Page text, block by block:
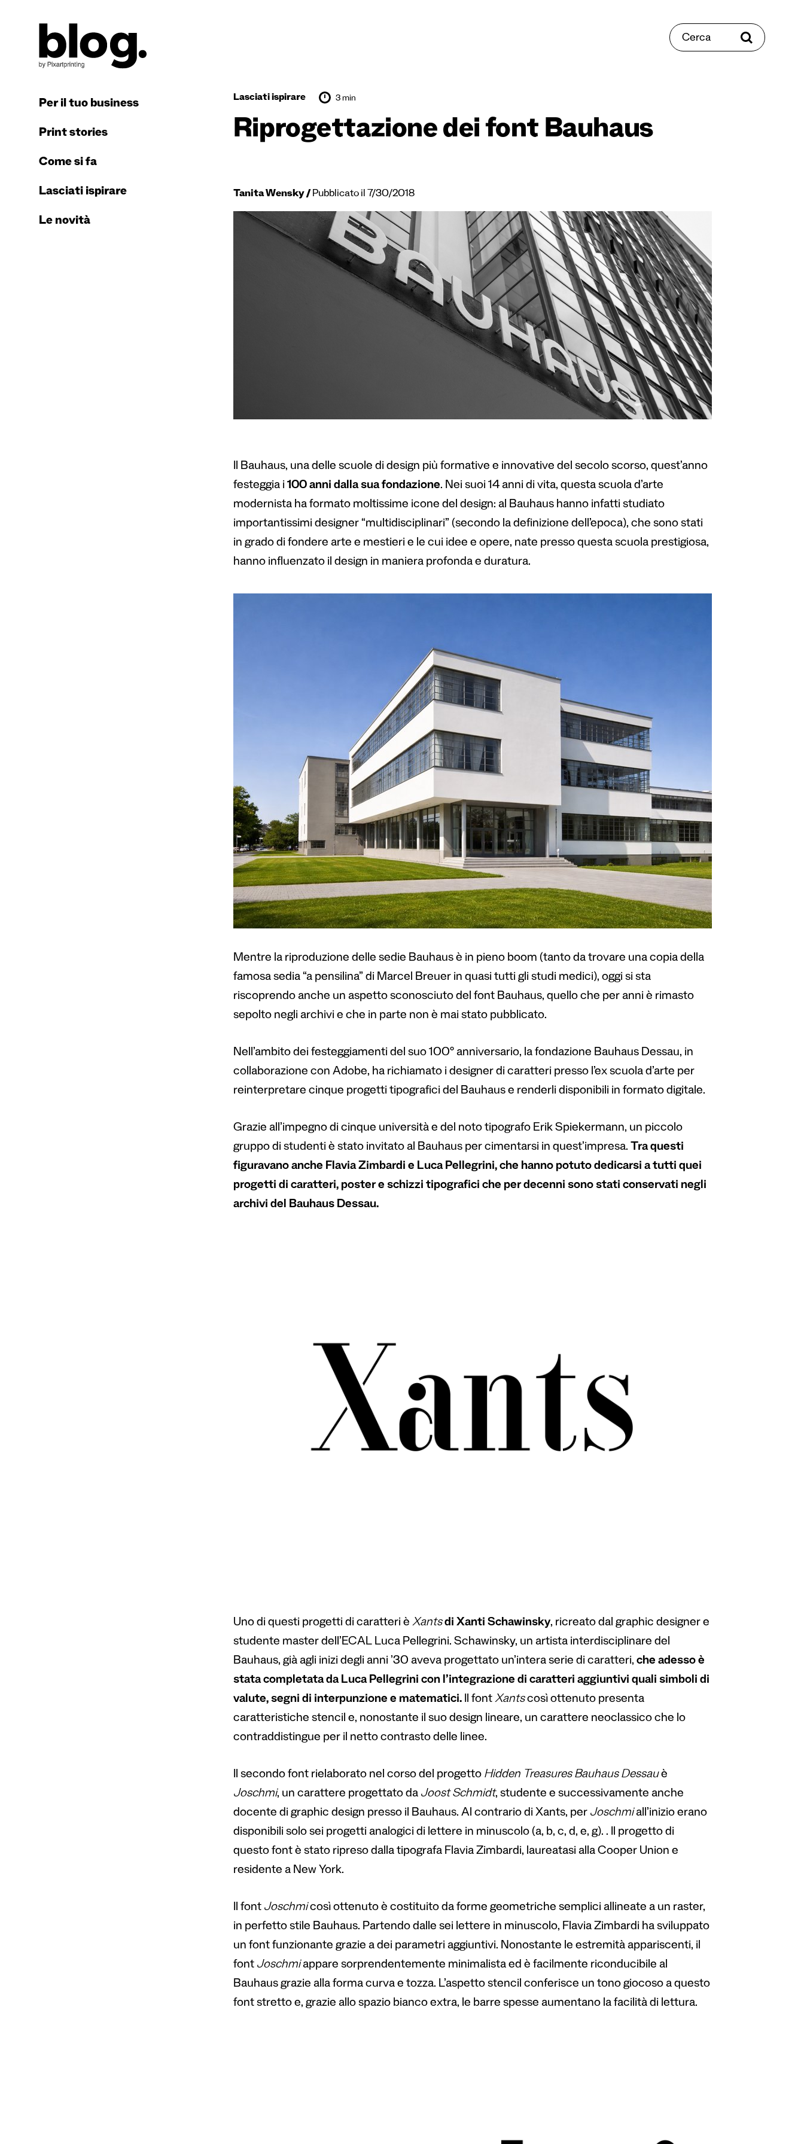
Per il tuo business
Print stories
Come si fa
Lasciati ispirare
Le novità
Cerca
Lasciati ispirare 3 min
Riprogettazione dei font Bauhaus
Tanita Wensky Pubblicato il 7/30/2018
Il Bauhaus, una delle scuole di design più formative e innovative del secolo scorso, quest’anno
festeggia i 100 anni dalla sua fondazione. Nei suoi 14 anni di vita, questa scuola d’arte
modernista ha formato moltissime icone del design: al Bauhaus hanno infatti studiato
importantissimi designer “multidisciplinari” (secondo la definizione dell’epoca), che sono stati
in grado di fondere arte e mestieri e le cui idee e opere, nate presso questa scuola prestigiosa,
hanno influenzato il design in maniera profonda e duratura.
Mentre la riproduzione delle sedie Bauhaus è in pieno boom (tanto da trovare una copia della
famosa sedia “a pensilina” di Marcel Breuer in quasi tutti gli studi medici), oggi si sta
riscoprendo anche un aspetto sconosciuto del font Bauhaus, quello che per anni è rimasto
sepolto negli archivi e che in parte non è mai stato pubblicato.
Nell’ambito dei festeggiamenti del suo 100° anniversario, la fondazione Bauhaus Dessau, in
collaborazione con Adobe, ha richiamato i designer di caratteri presso l’ex scuola d’arte per
reinterpretare cinque progetti tipografici del Bauhaus e renderli disponibili in formato digitale.
Grazie all’impegno di cinque università e del noto tipografo Erik Spiekermann, un piccolo
gruppo di studenti è stato invitato al Bauhaus per cimentarsi in quest’impresa. Tra questi
figuravano anche Flavia Zimbardi e Luca Pellegrini, che hanno potuto dedicarsi a tutti quei
progetti di caratteri, poster e schizzi tipografici che per decenni sono stati conservati negli
archivi del Bauhaus Dessau.
Uno di questi progetti di caratteri è Xantsdi Xanti Schawinsky, ricreato dal graphic designer e
studente master dell’ECAL Luca Pellegrini. Schawinsky, un artista interdisciplinare del
Bauhaus, già agli inizi degli anni ’30 aveva progettato un’intera serie di caratteri, che adesso è
stata completata da Luca Pellegrini con l’integrazione di caratteri aggiuntivi quali simboli di
valute, segni di interpunzione e matematici.Il fontXantscosì ottenuto presenta
caratteristiche stencil e, nonostante il suo design lineare, un carattere neoclassico che lo
contraddistingue per il netto contrasto delle linee.
Il secondo font rielaborato nel corso del progetto Hidden Treasures Bauhaus Dessauè
Joschmi, un carattere progettato da Joost Schmidt, studente e successivamente anche
docente di graphic design presso il Bauhaus. Al contrario di Xants, per Joschmiall’inizio erano
disponibili solo sei progetti analogici di lettere in minuscolo (a, b, c, d, e, g). . Il progetto di
questo font è stato ripreso dalla tipografa Flavia Zimbardi, laureatasi alla Cooper Union e
residente a New York.
Il font Joschmicosì ottenuto è costituito da forme geometriche semplici allineate a un raster,
in perfetto stile Bauhaus. Partendo dalle sei lettere in minuscolo, Flavia Zimbardi ha sviluppato
un font funzionante grazie a dei parametri aggiuntivi. Nonostante le estremità appariscenti, il
font Joschmiappare sorprendentemente minimalista ed è facilmente riconducibile al
Bauhaus grazie alla forma curva e tozza. L’aspetto stencil conferisce un tono giocoso a questo
font stretto e, grazie allo spazio bianco extra, le barre spesse aumentano la facilità di lettura.